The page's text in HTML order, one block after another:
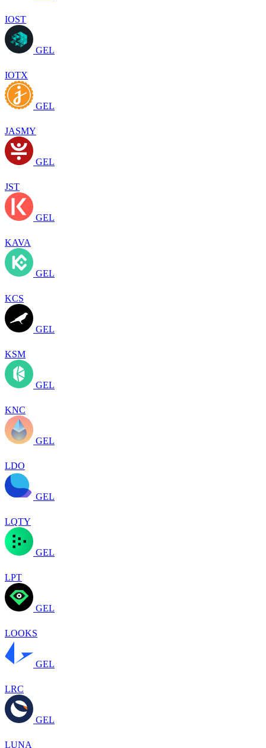
IOST
GEL
IOTX
GEL
JASMY
GEL
JST
GEL
KAVA
GEL
KCS
GEL
KSM
GEL
KNC
GEL
LDO
GEL
LQTY
GEL
LPT
GEL
LOOKS
GEL
LRC
GEL
LUNA